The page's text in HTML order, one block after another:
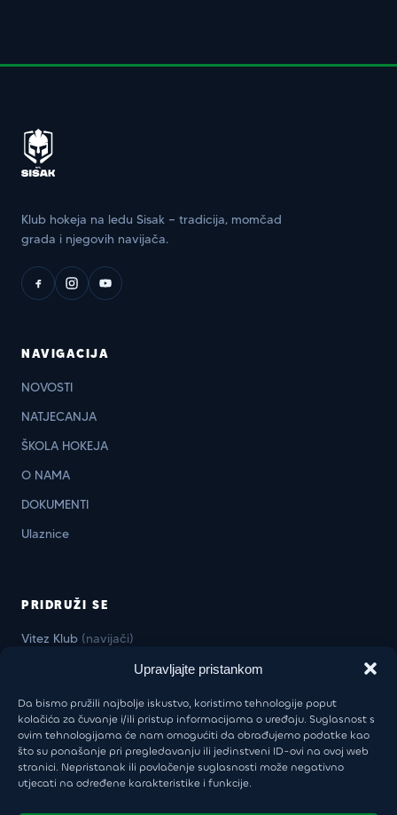
Upravljajte pristankom
Da bismo pružili najbolje iskustvo, koristimo tehnologije poput
kolačića za čuvanje i/ili pristup informacijama o uređaju. Suglasnost s
ovim tehnologijama će nam omogućiti da obrađujemo podatke kao
što su ponašanje pri pregledavanju ili jedinstveni ID-ovi na ovoj web
stranici. Nepristanak ili povlačenje suglasnosti može negativno
utjecati na određene karakteristike i funkcije.
Klub hokeja na ledu Sisak — tradicija, momčad
grada i njegovih navijača.
NAVIGACIJA
NOVOSTI
NATJECANJA
ŠKOLA HOKEJA
O NAMA
DOKUMENTI
Ulaznice
PRIDRUŽI SE
Vitez Klub (navijači)
(firme)
KONTAKT
Uprava:+385 98 946 5805